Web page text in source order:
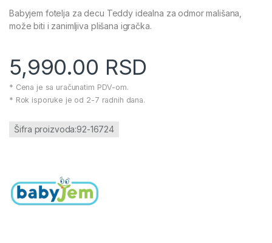
Babyjem fotelja za decu Teddy idealna za odmor mališana,
može biti i zanimljiva plišana igračka.
5,990.00 RSD
* Cena je sa uračunatim PDV-om.
* Rok isporuke je od 2-7 radnih dana.
Šifra proizvoda:92-16724